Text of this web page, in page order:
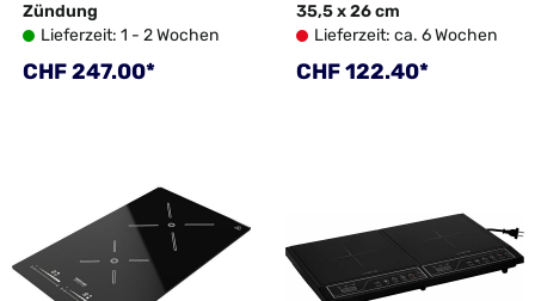
Zündung
Lieferzeit: 1 - 2 Wochen
Regulärer Preis:
CHF 247.00*
35,5 x 26 cm
Lieferzeit: ca. 6 Wochen
Regulärer Preis:
CHF 122.40*